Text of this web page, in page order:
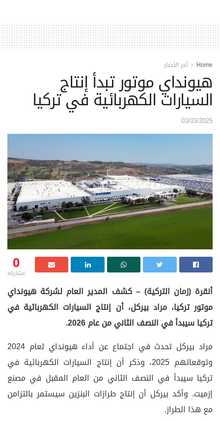
Home آخر الأخبار
هيونداي موتور تبدأ إنتاج
السيارات الكهربائية في تركيا
03/03/2025
0
مشاركة
أنقرة (زمان التركية) – كشف المدير العام لشركة هيونداي
موتور تركيا، مراد بيركل، أن إنتاج السيارات الكهربائية في
تركيا سيبدأ في النصف الثاني من عام 2026.
مراد بيركل تحدث في اجتماع عن أداء هيونداي لعام 2024
وتوقعاتهم 2025، وذكر أن إنتاج السيارات الكهربائية في
تركيا سيبدأ في النصف الثاني من العام المقبل في مصنع
إزميت. وأكد بيركل أن إنتاج طرازات البنزين سيستمر بالتزامن
مع هذا الطراز.